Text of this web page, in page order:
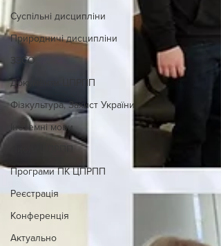
Суспільні дисципліни
Природничі дисципліни
ЗЗСО
Документи ЦПРПП
Фізкультура, Захист України
Іноземні мови
Листи ЦПРПП
Програми ПК ЦПРПП
Реєстрація
Конференція
Актуально